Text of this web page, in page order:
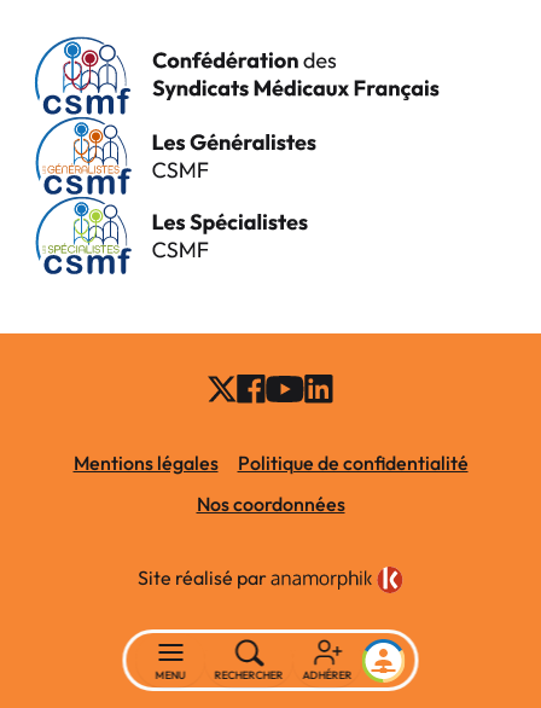
Mentions légales
Politique de confidentialité
Nos coordonnées
Site réalisé par
MENU RECHERCHER ADHÉRER